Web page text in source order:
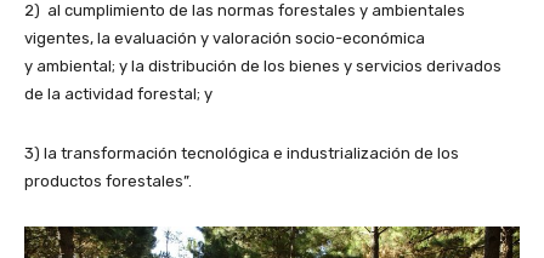
2) al cumplimiento de las normas forestales y ambientales
vigentes, la evaluación y valoración socio-económica
y ambiental; y la distribución de los bienes y servicios derivados
de la actividad forestal; y
3) la transformación tecnológica e industrialización de los
productos forestales”.